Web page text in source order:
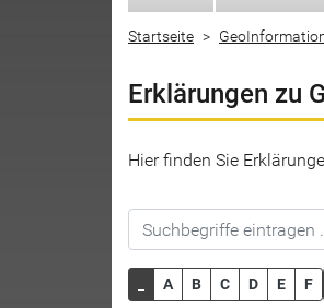
Startseite
Erklärungen zu
Hier finden Sie
A B C D E F